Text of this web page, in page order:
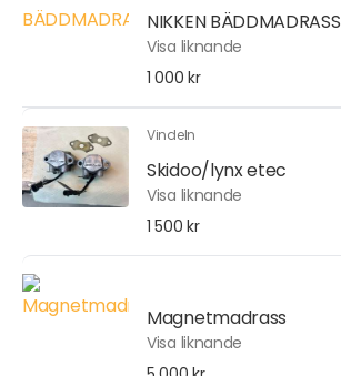
NIKKEN BÄDDMADRASS
Visa liknande
1 000 kr
Vindeln
Skidoo/lynx etec
Visa liknande
1 500 kr
Magnetmadrass
Visa liknande